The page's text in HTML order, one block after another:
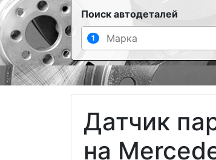
Поиск автодеталей
1
Датчик
на